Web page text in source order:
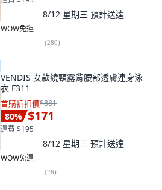
8/12 星期三 預計送達
WOW免運
(280)
VENDIS 女款繞頸露背腰部透膚連身泳
衣 F311
首購折扣價$881
80% $171
運費 $195
8/12 星期三 預計送達
WOW免運
(26)